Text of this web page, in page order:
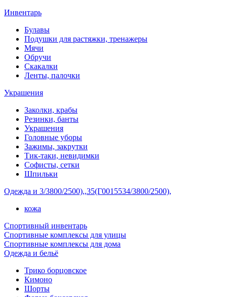
Инвентарь
Булавы
Подушки для растяжки, тренажеры
Мячи
Обручи
Скакалки
Ленты, палочки
Украшения
Заколки, крабы
Резинки, банты
Украшения
Головные уборы
Зажимы, закрутки
Тик-таки, невидимки
Софисты, сетки
Шпильки
Одежда и 3/3800/2500),,35(Г0015534/3800/2500),
кожа
Спортивный инвентарь
Спортивные комплексы для улицы
Спортивные комплексы для дома
Одежда и бельё
Трико борцовское
Кимоно
Шорты